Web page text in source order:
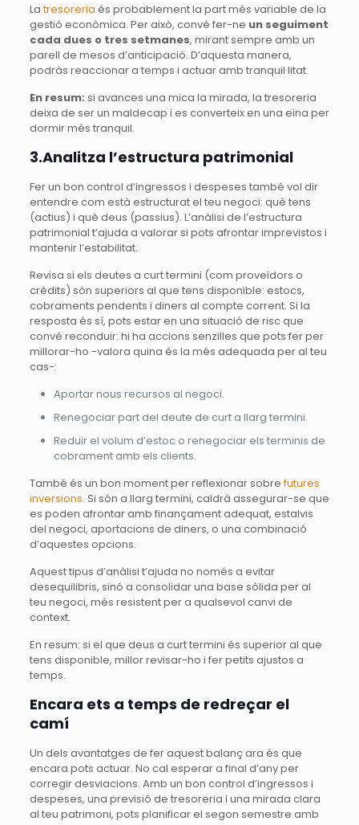
Latresoreria és probablement la part més variable de la
gestió econòmica. Per això, convé fer-ne un seguiment
cada dues o tres setmanes, mirant sempre amb un
parell de mesos d’anticipació. D’aquesta manera,
podràs reaccionar a temps i actuar amb tranquil·litat.
En resum: si avances una mica la mirada, la tresoreria
deixa de ser un maldecap i es converteix en una eina per
dormir més tranquil.
3.Analitza l’estructura patrimonial
Fer un bon control d’ingressos i despeses també vol dir
entendre com està estructurat el teu negoci: què tens
(actius) i què deus (passius). L’anàlisi de l’estructura
patrimonial t’ajuda a valorar si pots afrontar imprevistos i
mantenir l’estabilitat.
Revisa si els deutes a curt termini (com proveïdors o
crèdits) són superiors al que tens disponible: estocs,
cobraments pendents i diners al compte corrent. Si la
resposta és sí, pots estar en una situació de risc que
convé reconduir: hi ha accions senzilles que pots fer per
millorar-ho -valora quina és la més adequada per al teu
cas-:
Aportar nous recursos al negoci.
Renegociar part del deute de curt a llarg termini.
Reduir el volum d’estoc o renegociar els terminis de
cobrament amb els clients.
També és un bon moment per reflexionar sobrefutures
inversions. Si són a llarg termini, caldrà assegurar-se que
es poden afrontar amb finançament adequat, estalvis
del negoci, aportacions de diners, o una combinació
d’aquestes opcions.
Aquest tipus d’anàlisi t’ajuda no només a evitar
desequilibris, sinó a consolidar una base sòlida per al
teu negoci, més resistent per a qualsevol canvi de
context.
En resum: si el que deus a curt termini és superior al que
tens disponible, millor revisar-ho i fer petits ajustos a
temps.
Encara ets a temps de redreçar el
camí
Un dels avantatges de fer aquest balanç ara és que
encara pots actuar. No cal esperar a final d’any per
corregir desviacions. Amb un bon control d’ingressos i
despeses, una previsió de tresoreria i una mirada clara
al teu patrimoni, pots planificar el segon semestre amb